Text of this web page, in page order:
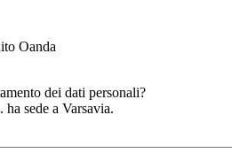
Oanda
dei dati personali?
sede a Varsavia.